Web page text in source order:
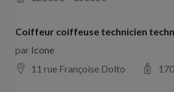
Coiffeur coiffeuse technicien
par Icone
11 rue Françoise Dolto